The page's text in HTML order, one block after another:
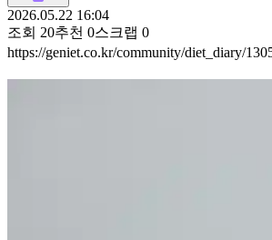
2026.05.22 16:04
조회 20추천 0스크랩 0
https://geniet.co.kr/community/diet_diary/